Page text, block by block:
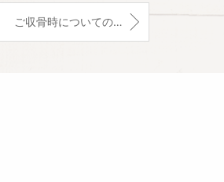
ご収骨時についてのお考え